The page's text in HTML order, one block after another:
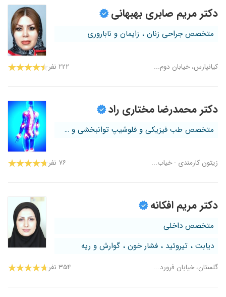
دکتر مریم صابری بهبهانی
متخصص جراحی زنان ، زایمان و ناباروری
کیانپارس، خیابان دوم... ۲۲۲ نفر
دکتر محمدرضا مختاری راد
متخصص طب فیزیکی و فلوشیپ توانبخشی و س...
زیتون کارمندی - خیاب... ۷۶ نفر
دکتر مریم افکانه
متخصص داخلی
دیابت ، تیروئید ، فشار خون ، گوارش و ریه
گلستان، خیابان فرورد... ۳۵۴ نفر